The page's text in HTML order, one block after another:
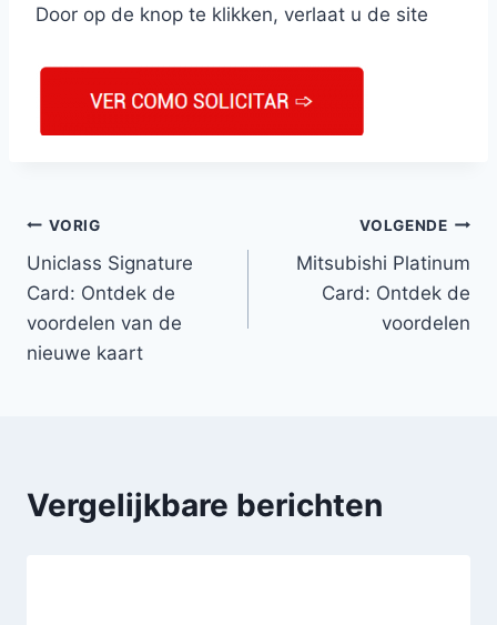
Door op de knop te klikken, verlaat u de site
VORIG
Uniclass Signature
Card: Ontdek de
voordelen van de
nieuwe kaart
VOLGENDE
Mitsubishi Platinum
Card: Ontdek de
voordelen
Vergelijkbare berichten